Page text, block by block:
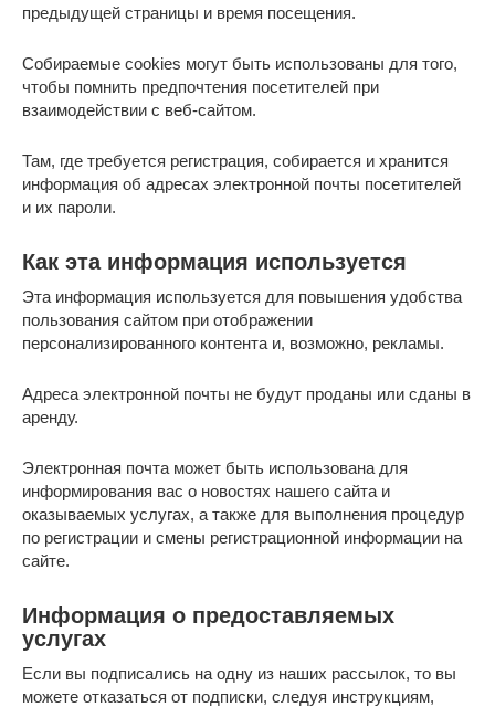
предыдущей страницы и время посещения.
Собираемые cookies могут быть использованы для того,
чтобы помнить предпочтения посетителей при
взаимодействии с веб-сайтом.
Там, где требуется регистрация, собирается и хранится
информация об адресах электронной почты посетителей
и их пароли.
Как эта информация используется
Эта информация используется для повышения удобства
пользования сайтом при отображении
персонализированного контента и, возможно, рекламы.
Адреса электронной почты не будут проданы или сданы в
аренду.
Электронная почта может быть использована для
информирования вас о новостях нашего сайта и
оказываемых услугах, а также для выполнения процедур
по регистрации и смены регистрационной информации на
сайте.
Информация о предоставляемых
услугах
Если вы подписались на одну из наших рассылок, то вы
можете отказаться от подписки, следуя инструкциям,